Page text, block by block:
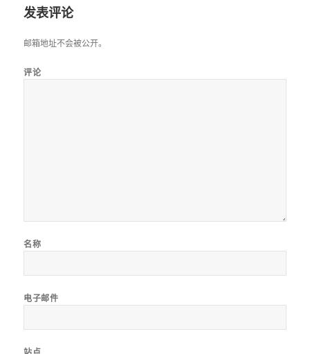
发表评论
邮箱地址不会被公开。
评论
名称
电子邮件